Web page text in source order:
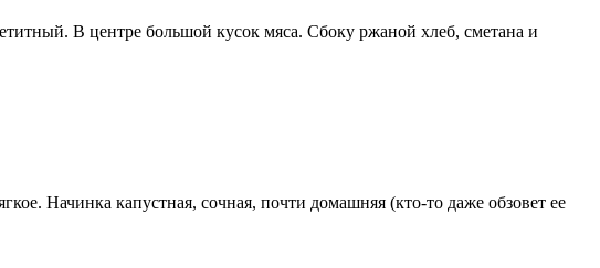
В центре большой кусок мяса. Сбоку ржаной хлеб, сметана и
Начинка капустная, сочная, почти домашняя (кто-то даже обзовет ее